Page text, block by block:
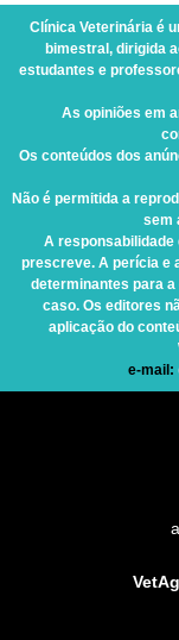
Clínica Veterinária é
bimestral, dirigida
estudantes e
As opiniões em
Os conteúdos dos
Não é permitida a
sem
A responsabilidade
prescreve. A perícia e
determinantes para
caso. Os editores
aplicação do
e-mail: